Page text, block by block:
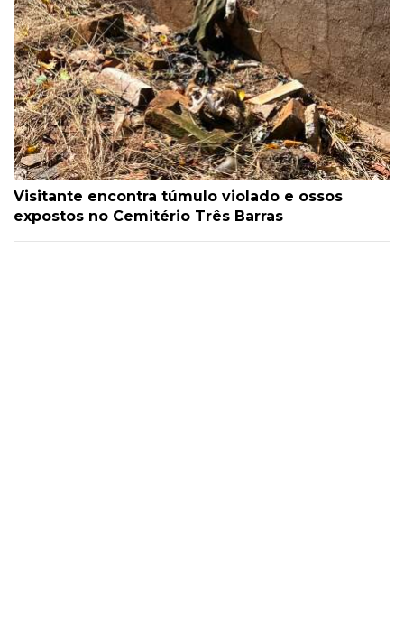
Visitante encontra túmulo violado e ossos
expostos no Cemitério Três Barras